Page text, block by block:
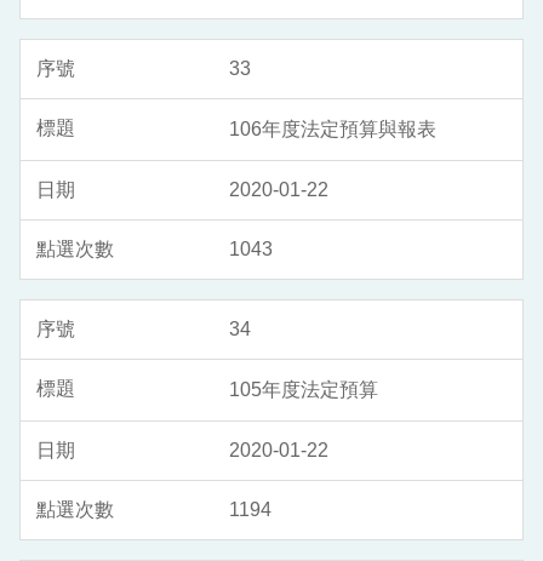
33
106年度法定預算與報表
2020-01-22
1043
34
105年度法定預算
2020-01-22
1194